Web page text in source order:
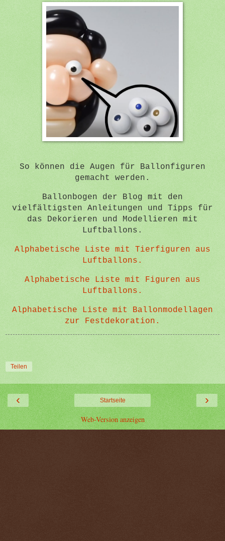
So können die Augen für Ballonfiguren
gemacht werden.
Ballonbogen der Blog mit den
vielfältigsten Anleitungen und Tipps für
das Dekorieren und Modellieren mit
Luftballons.
Alphabetische Liste mit Tierfiguren aus
Luftballons.
Alphabetische Liste mit Figuren aus
Luftballons.
Alphabetische Liste mit Ballonmodellagen
zur Festdekoration.
Teilen
‹ ›
Startseite
Web-Version anzeigen